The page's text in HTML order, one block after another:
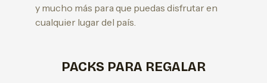
y mucho más para que puedas disfrutar en
cualquier lugar del país.
PACKS PARA REGALAR